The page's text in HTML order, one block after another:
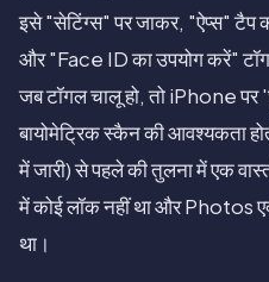
इसे "सेटिंग्स" पर जाकर, "ऐप्स"
और "Face ID का उपयोग करें"
जब टॉगल चालू हो, तो iPhone
बायोमेट्रिक स्कैन की आवश्यकता
में जारी) से पहले की तुलना में एक
में कोई लॉक नहीं था और Photos
था।